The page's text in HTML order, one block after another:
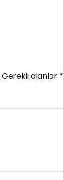
Gerekli alanlar *